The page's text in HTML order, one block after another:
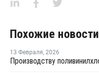
Похожие новости
13 Февраля, 2026